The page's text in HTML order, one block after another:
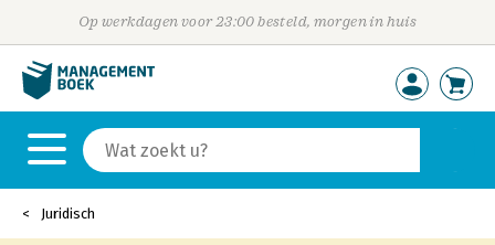
Op werkdagen voor 23:00 besteld, morgen in huis
Juridisch